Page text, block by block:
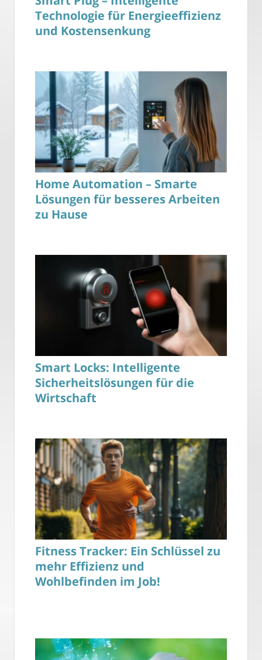
Technologie für Energieeffizienz
und Kostensenkung
Home Automation – Smarte
Lösungen für besseres Arbeiten
zu Hause
Smart Locks: Intelligente
Sicherheitslösungen für die
Wirtschaft
Fitness Tracker: Ein Schlüssel zu
mehr Effizienz und
Wohlbefinden im Job!